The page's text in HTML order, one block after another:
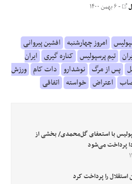
- ۶ بهمن ۱۴۰۰
امروز چهارشنبه افشین پیروانی
تیم پرسپولیس کناره گیری ایران
پس از مرگ نوشدارو دات کام ورزش
اعتراض خواسته اتفاقی
با استعفای گل‌محمدی/ بخشی از
پرداخت می‌شود
را پرداخت کرد